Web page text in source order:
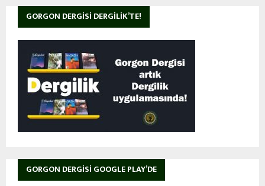
GORGON DERGISI DERGILIK’TE!
GORGON DERGISI GOOGLE PLAY’DE